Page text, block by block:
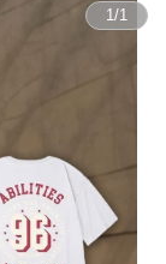
1/1